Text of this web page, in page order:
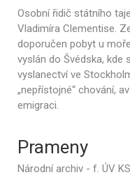
Osobní řidič státního
Vladimíra Clementise.
doporučen pobyt u
vyslán do Švédska, kde
vyslanectví ve
„nepřístojné“ chování,
emigraci.
Prameny
Národní archiv - f. ÚV